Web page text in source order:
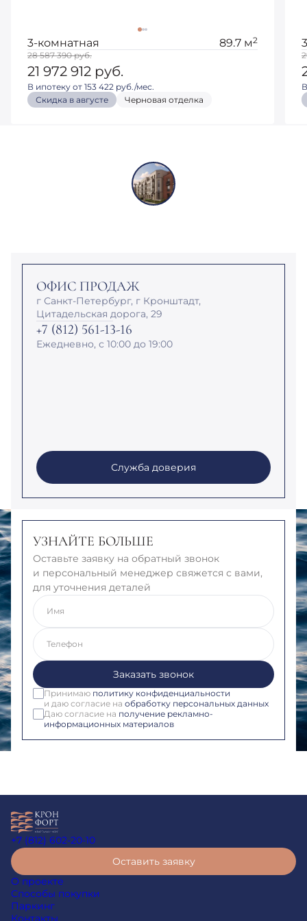
3-комнатная 89.7 м2
28 587 390руб.
21 972 912 руб.
В ипотеку от 153 422 руб./мес.
Скидка в августе
Черновая отделка
ОФИС ПРОДАЖ
г Санкт-Петербург, г Кронштадт,
Цитадельская дорога, 29
+7 (812) 561-13-16
Ежедневно, с 10:00 до 19:00
Служба доверия
УЗНАЙТЕ БОЛЬШЕ
Оставьте заявку на обратный звонок
и персональный менеджер свяжется с вами,
для уточнения деталей
Имя
Телефон
Заказать звонок
Принимаю политику конфиденциальности
и даю согласие на обработку персональных данных
Даю согласие на получение рекламно-
информационных материалов
+7 (812) 602-20-10
Оставить заявку
О проекте
Способы покупки
Паркинг
Контакты